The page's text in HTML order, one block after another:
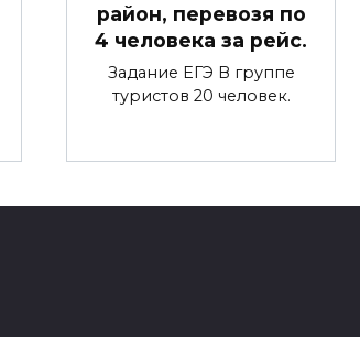
район, перевозя по
4 человека за рейс.
Задание ЕГЭ В группе
туристов 20 человек.